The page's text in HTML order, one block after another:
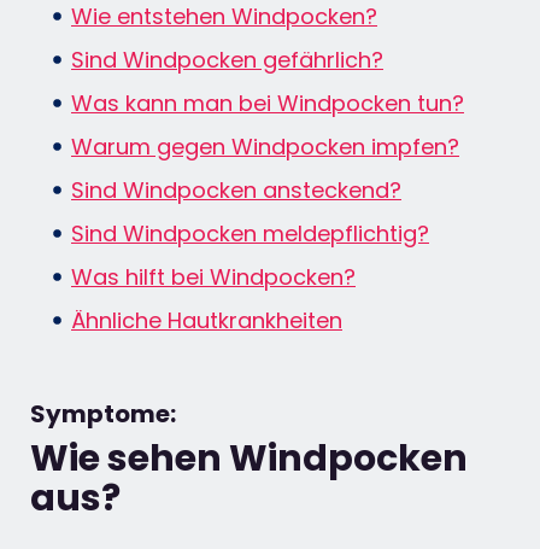
Wie entstehen Windpocken?
Sind Windpocken gefährlich?
Was kann man bei Windpocken tun?
Warum gegen Windpocken impfen?
Sind Windpocken ansteckend?
Sind Windpocken meldepflichtig?
Was hilft bei Windpocken?
Ähnliche Hautkrankheiten
Symptome:
Wie sehen Windpocken
aus?​